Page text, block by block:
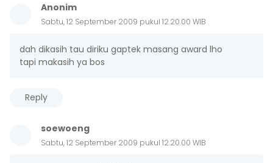
Anonim
Sabtu, 12 September 2009 pukul 12.20.00 WIB
dah dikasih tau diriku gaptek masang award lho
tapi makasih ya bos
Reply
soewoeng
Sabtu, 12 September 2009 pukul 12.20.00 WIB